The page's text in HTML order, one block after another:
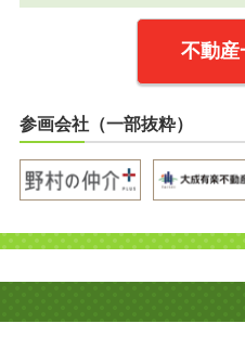
不動産
参画会社（一部抜粋）